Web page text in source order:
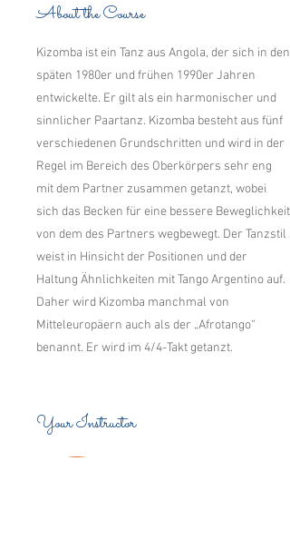
About the Course
Kizomba ist ein Tanz aus Angola, der sich in den
späten 1980er und frühen 1990er Jahren
entwickelte. Er gilt als ein harmonischer und
sinnlicher Paartanz. Kizomba besteht aus fünf
verschiedenen Grundschritten und wird in der
Regel im Bereich des Oberkörpers sehr eng
mit dem Partner zusammen getanzt, wobei
sich das Becken für eine bessere Beweglichkeit
von dem des Partners wegbewegt. Der Tanzstil
weist in Hinsicht der Positionen und der
Haltung Ähnlichkeiten mit Tango Argentino auf.
Daher wird Kizomba manchmal von
Mitteleuropäern auch als der „Afrotango“
benannt. Er wird im 4/4-Takt getanzt.
Your Instructor